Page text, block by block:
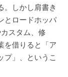
。しかし肩書き
とロードホッパ
スタム、修
を借りると「ア
プ」、というこ